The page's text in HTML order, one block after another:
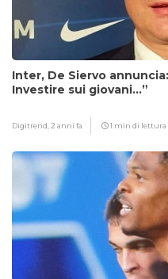
Inter, De Siervo
Investire sui giovani…”
Digitrend, 2 anni fa 1 min di lettura